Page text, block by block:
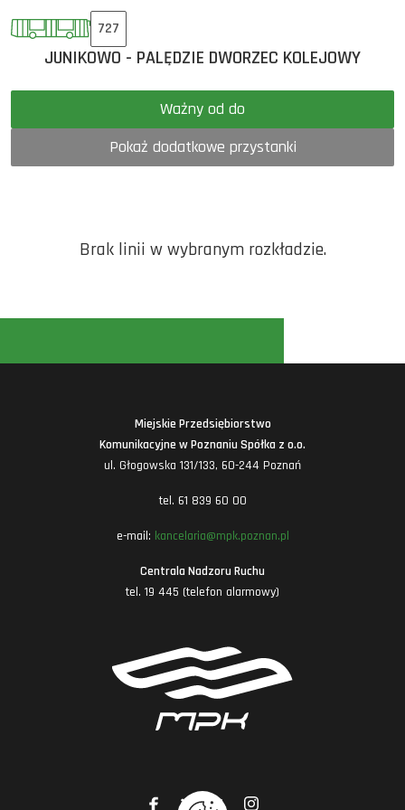
727
JUNIKOWO - PALĘDZIE DWORZEC KOLEJOWY
Ważny od do
Pokaż dodatkowe przystanki
Brak linii w wybranym rozkładzie.
Miejskie Przedsiębiorstwo
Komunikacyjne w Poznaniu Spółka z o.o.
ul. Głogowska 131/133, 60-244 Poznań
tel. 61 839 60 00
e-mail: kancelaria@mpk.poznan.pl
Centrala Nadzoru Ruchu
tel. 19 445 (telefon alarmowy)